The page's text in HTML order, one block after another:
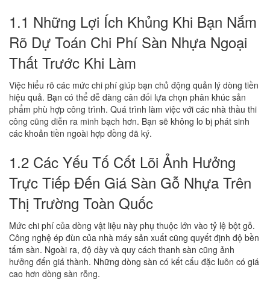
1.1 Những Lợi Ích Khủng Khi Bạn Nắm
Rõ Dự Toán Chi Phí Sàn Nhựa Ngoại
Thất Trước Khi Làm
Việc hiểu rõ các mức chi phí giúp bạn chủ động quản lý dòng tiền
hiệu quả. Bạn có thể dễ dàng cân đối lựa chọn phân khúc sản
phẩm phù hợp công trình. Quá trình làm việc với các nhà thầu thi
công cũng diễn ra minh bạch hơn. Bạn sẽ không lo bị phát sinh
các khoản tiền ngoài hợp đồng đã ký.
1.2 Các Yếu Tố Cốt Lõi Ảnh Hưởng
Trực Tiếp Đến Giá Sàn Gỗ Nhựa Trên
Thị Trường Toàn Quốc
Mức chi phí của dòng vật liệu này phụ thuộc lớn vào tỷ lệ bột gỗ.
Công nghệ ép đùn của nhà máy sản xuất cũng quyết định độ bền
tấm sàn. Ngoài ra, độ dày và quy cách thanh sàn cũng ảnh
hưởng đến giá thành. Những dòng sàn có kết cấu đặc luôn có giá
cao hơn dòng sàn rỗng.